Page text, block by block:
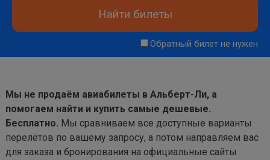
Найти билеты
Обратный билет не нужен
Мы не продаём авиабилеты в Альберт-Ли, а
помогаем найти и купить самые дешевые.
Бесплатно. Мы сравниваем все доступные варианты
перелётов по вашему запросу, а потом направляем вас
для заказа и бронирования на официальные сайты